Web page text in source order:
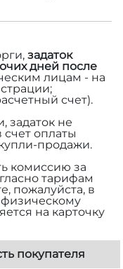
задаток
дней после
лицам - на
счет).
задаток не
счет оплаты
продажи.
комиссию за
тарифам
пожалуйста, в
физическому
на карточку
покупателя